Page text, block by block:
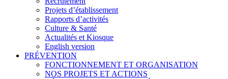
Projets d’établissement
Rapports d’activités
Culture & Santé
Actualités et Kiosque
English version
PRÉVENTION
FONCTIONNEMENT ET ORGANISATION
NOS PROJETS ET ACTIONS